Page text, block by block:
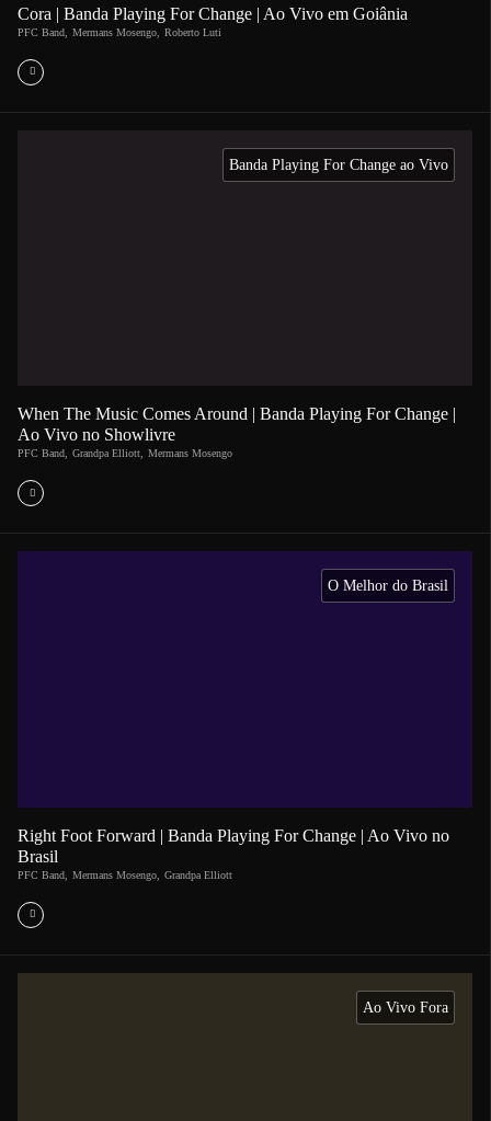
Cora | Banda Playing For Change | Ao Vivo em Goiânia
PFC Band Mermans Mosengo Roberto Luti
Banda Playing For Change ao Vivo
When The Music Comes Around | Banda Playing For Change |
Ao Vivo no Showlivre
PFC Band Grandpa Elliott Mermans Mosengo
O Melhor do Brasil
Right Foot Forward | Banda Playing For Change | Ao Vivo no
Brasil
PFC Band Mermans Mosengo Grandpa Elliott
Ao Vivo Fora